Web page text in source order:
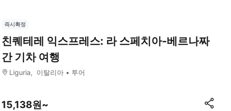
즉시확정
친퀘테레 익스프레스: 라 스페치아-베르나짜
간 기차 여행
Liguria 이탈리아 투어
15,138원~